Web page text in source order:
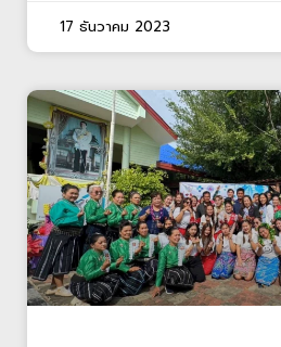
17 ธันวาคม 2023